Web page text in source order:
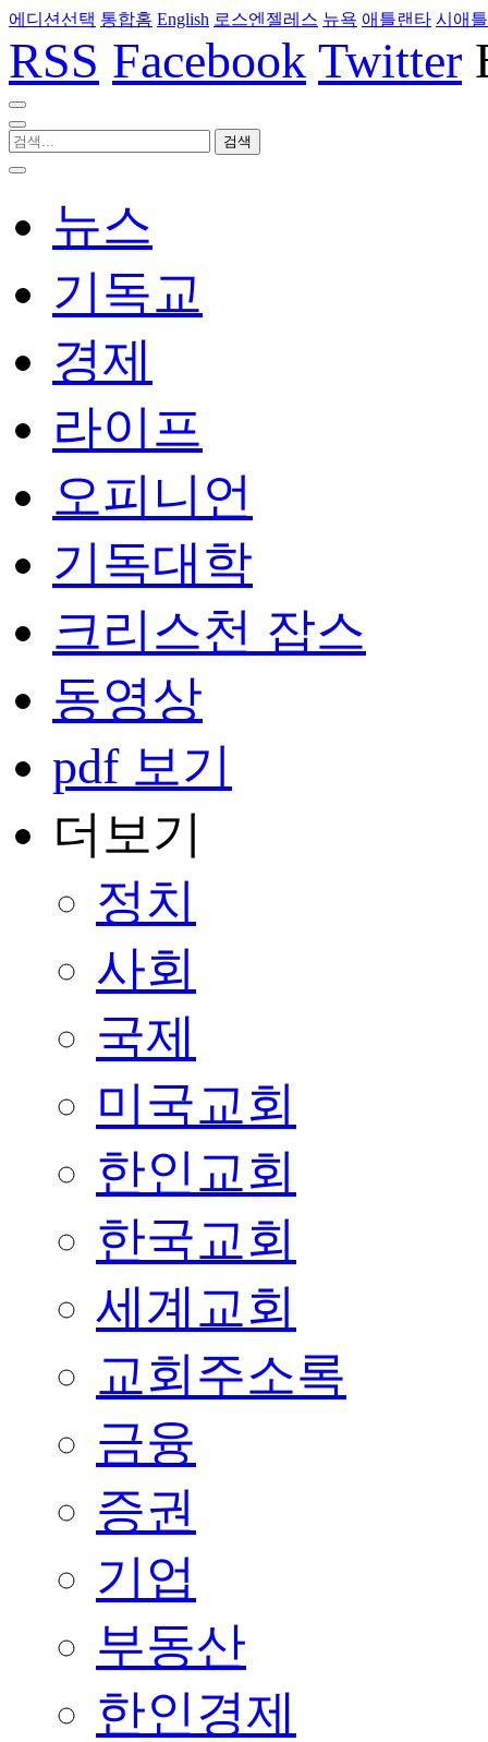
에디션선택 통합홈 English 로스엔젤레스 뉴욕 애틀랜타 시애틀
RSS Facebook Twitter
뉴스
기독교
경제
라이프
오피니언
기독대학
크리스천 잡스
동영상
pdf 보기
더보기
정치
사회
국제
미국교회
한인교회
한국교회
세계교회
교회주소록
금융
증권
기업
부동산
한인경제